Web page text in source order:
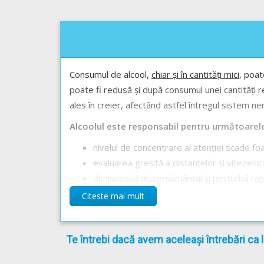
Consumul de alcool, chiar și în cantități mici,
poate fi redusă și după consumul unei cantități
ales în creier, afectând astfel întregul sistem
Alcoolul este responsabil pentru
nivelul de concentrare al atenției scade
evaluarea greșită a distanțelor și vitezelor;
crește timpul de reacție;
reflexele scad;
subestimarea pericolelor și riscurilor din
diminuarea preciziei.
Citeste mai mult
Te întrebi dacă avem aceleași întrebări ca